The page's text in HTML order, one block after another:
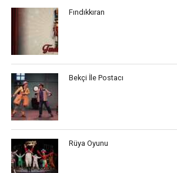
Fındıkkıran
Bekçi İle Postacı
Rüya Oyunu